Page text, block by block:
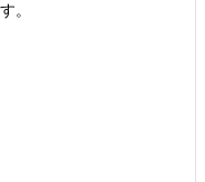
。